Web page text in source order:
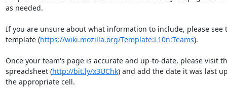
as needed.
If you are unsure about what information to include, please see
template (https://wiki.mozilla.org/Template:L10n:Teams).
Once your team's page is accurate and up-to-date, please visit
spreadsheet (http://bit.ly/x3UChk) and add the date it was last
the appropriate cell.